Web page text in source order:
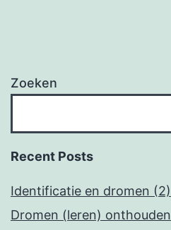
Zoeken
Recent Posts
Identificatie en dromen (2)
Dromen (leren) onthouden